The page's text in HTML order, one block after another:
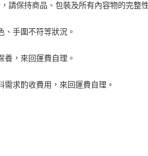
請保持商品、包裝及所有內容物的完整
、手圍不符等狀況。
養，來回運費自理。
求酌收費用，來回運費自理。